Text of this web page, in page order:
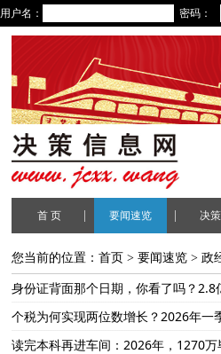
用户名： 密码：
首 页 要闻速览 决
您当前的位置： 首页 > 要闻速览 > 政
身份证背面那个日期，你看了吗？2.8
个税为何实现两位数增长？2026年一
读完本科再进车间：2026年，1270